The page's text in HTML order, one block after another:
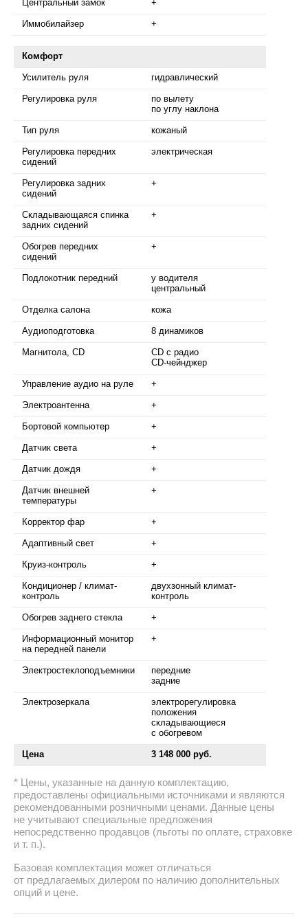
Центральный замок +
Иммобилайзер +
Комфорт
Усилитель руля гидравлический
Регулировка руля
по вылету
по углу наклона
Тип руля кожаный
Регулировка передних
сидений
электрическая
Регулировка задних
сидений
+
Складывающаяся спинка
задних сидений
+
Обогрев передних
сидений
+
Подлокотник передний
у водителя
центральный
Отделка салона кожа
Аудиоподготовка 8 динамиков
Магнитола, CD
CD с радио
CD-чейнджер
Управление аудио на руле +
Электроантенна +
Бортовой компьютер +
Датчик света +
Датчик дождя +
Датчик внешней
температуры
+
Корректор фар +
Адаптивный свет +
Круиз-контроль +
Кондиционер / климат-
контроль
двухзонный климат-
контроль
Обогрев заднего стекла +
Информационный монитор
на передней панели
+
Электростеклоподъемники
передние
задние
Электрозеркала
электрорегулировка
положения
складывающиеся
с обогревом
Цена 3 148 000 руб.
Цены, указанные на данную комплектацию,
предоставлены официальными источниками и являются
рекомендованными розничными ценами. Данные цены
не учитывают специальные предложения
непосредственно продавцов (льготы по оплате, страховке
и т. п.).
Базовая комплектация может отличаться
от предлагаемых дилером по наличию дополнительных
опций и цене.